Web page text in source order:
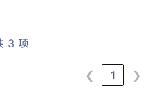
3 项
❮ 1 ❯